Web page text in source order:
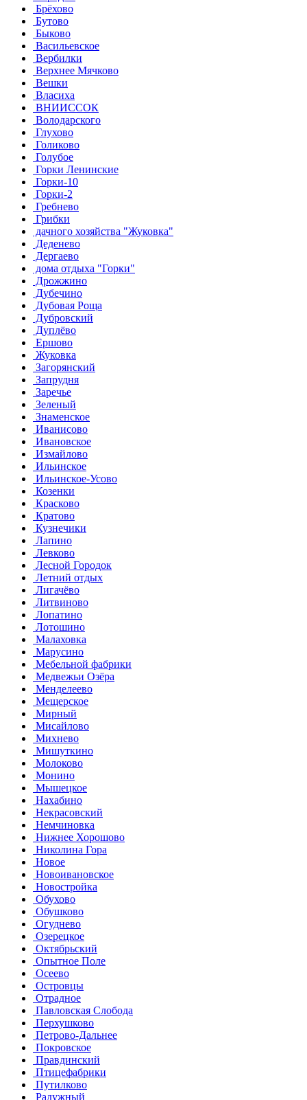
Брёхово
Бутово
Быково
Васильевское
Вербилки
Верхнее Мячково
Вешки
Власиха
ВНИИССОК
Володарского
Глухово
Голиково
Голубое
Горки Ленинские
Горки-10
Горки-2
Гребнево
Грибки
дачного хозяйства "Жуковка"
Деденево
Дергаево
дома отдыха "Горки"
Дрожжино
Дубечино
Дубовая Роща
Дубровский
Дуплёво
Ершово
Жуковка
Загорянский
Запрудня
Заречье
Зеленый
Знаменское
Иванисово
Ивановское
Измайлово
Ильинское
Ильинское-Усово
Козенки
Красково
Кратово
Кузнечики
Лапино
Левково
Лесной Городок
Летний отдых
Лигачёво
Литвиново
Лопатино
Лотошино
Малаховка
Марусино
Мебельной фабрики
Медвежьи Озёра
Менделеево
Мещерское
Мирный
Мисайлово
Михнево
Мишуткино
Молоково
Монино
Мышецкое
Нахабино
Некрасовский
Немчиновка
Нижнее Хорошово
Николина Гора
Новое
Новоивановское
Новостройка
Обухово
Обушково
Огуднево
Озерецкое
Октябрьский
Опытное Поле
Осеево
Островцы
Отрадное
Павловская Слобода
Перхушково
Петрово-Дальнее
Покровское
Правдинский
Птицефабрики
Путилково
Радужный